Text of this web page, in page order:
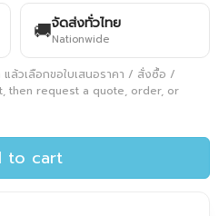
🚚จัดส่งทั่วไทย
Nationwide
ล้วเลือกขอใบเสนอราคา / สั่งซื้อ /
then request a quote, order, or
to cart